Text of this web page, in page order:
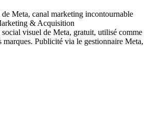
Meta, canal marketing incontournable
& Acquisition
social visuel de Meta, gratuit, utilisé comme
marques. Publicité via le gestionnaire Meta,